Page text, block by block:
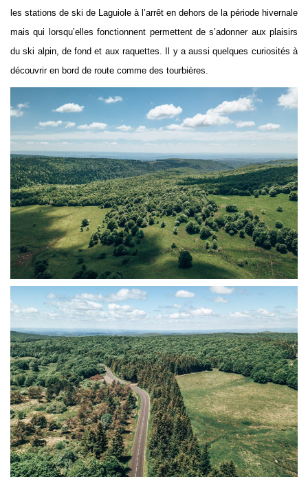
les stations de ski de Laguiole à l’arrêt en dehors de la période hivernale
mais qui lorsqu’elles fonctionnent permettent de s’adonner aux plaisirs
du ski alpin, de fond et aux raquettes. Il y a aussi quelques curiosités à
découvrir en bord de route comme des tourbières.